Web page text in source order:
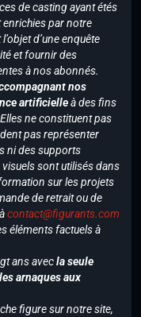
de casting ayant étés
par notre
d’une enquête
et fournir des
à nos abonnés.
nos
artificielleà des fins
ne constituent pas
pas représenter
ni des supports
sont utilisés dans
sur les projets
de retrait ou de
contact@figurants.com
éléments factuels à
ans avecla seule
arnaques aux
figure sur notre site,